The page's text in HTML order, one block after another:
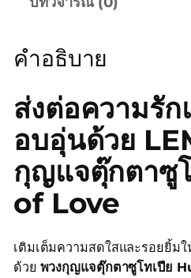
คำอธิบาย
ส่งต่อความรั
อบอุ่นด้วย
กุญแจตุ๊กตาซู
of Love
เติมเต็มความสดใสและรอยยิ้ม
ด้วย พวงกุญแจตุ๊กตาซูโทเปีย